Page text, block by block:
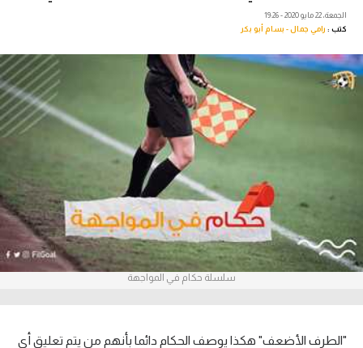
فانتازي في الجول
فيديوهات
أمريكا 2026
الجمعة، 22 مايو 2020 - 19:26
كتب : رامي جمال - بسام أبو بكر
سلسلة حكام في المواجهة
"الطرف الأضعف" هكذا يوصف الحكام دائما بأنهم من يتم تعليق أي